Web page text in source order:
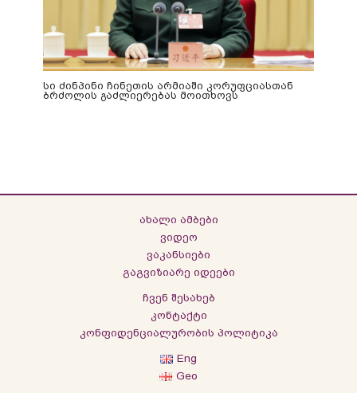
სი ძინპინი ჩინეთის არმიაში კორუფციასთან
ბრძოლის გაძლიერებას მოითხოვს
ახალი ამბები
ვიდეო
ვაკანსიები
გაგვიზიარე იდეები
ჩვენ შესახებ
კონტაქტი
კონფიდენციალურობის პოლიტიკა
Eng
Geo